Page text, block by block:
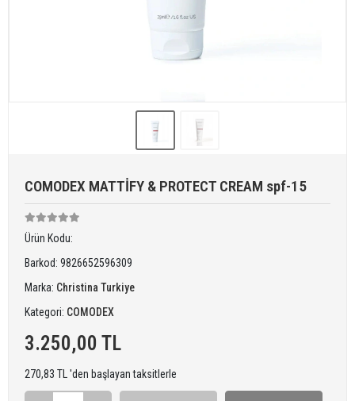
COMODEX MATTİFY & PROTECT CREAM spf-15
Ürün Kodu:
Barkod: 9826652596309
Marka: Christina Turkiye
Kategori: COMODEX
3.250,00 TL
270,83 TL 'den başlayan taksitlerle